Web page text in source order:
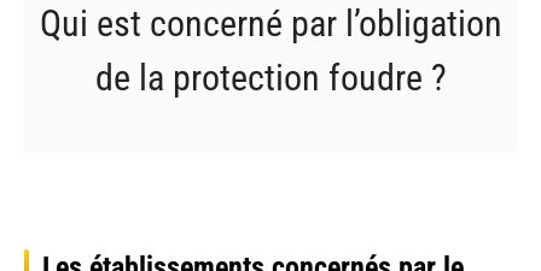
Qui est concerné par l’obligation
de la protection foudre ?